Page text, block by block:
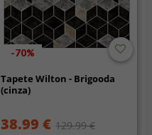
-70%
Tapete Wilton - Brigooda
(cinza)
38.99 € 129.99 €